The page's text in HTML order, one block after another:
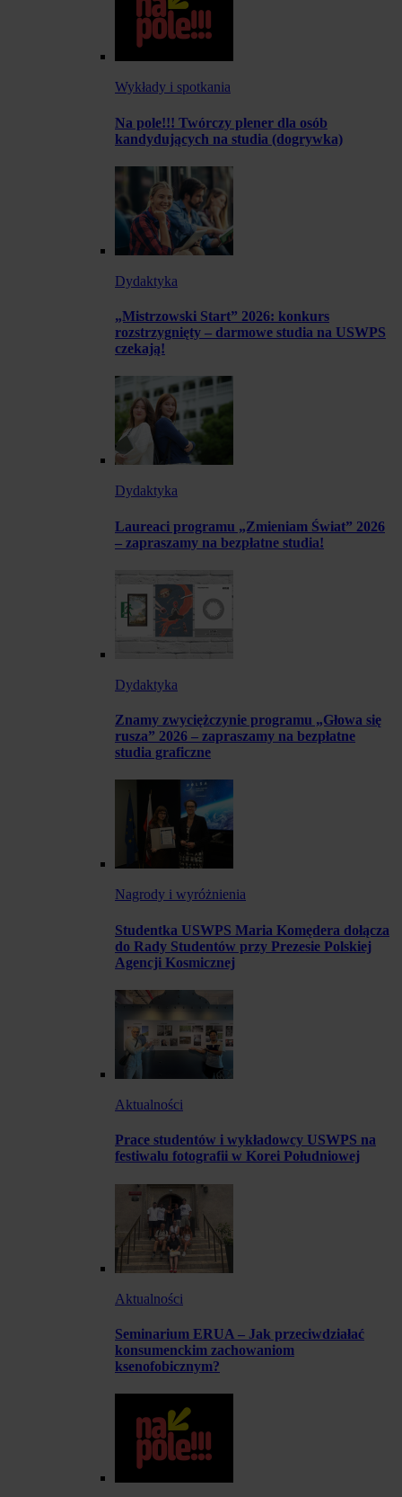
Wykłady i spotkania
Na pole!!! Twórczy plener dla osób
kandydujących na studia (dogrywka)
Dydaktyka
„Mistrzowski Start” 2026: konkurs
rozstrzygnięty – darmowe studia na USWPS
czekają!
Dydaktyka
Laureaci programu „Zmieniam Świat” 2026
– zapraszamy na bezpłatne studia!
Dydaktyka
Znamy zwyciężczynie programu „Głowa się
rusza” 2026 – zapraszamy na bezpłatne
studia graficzne
Nagrody i wyróżnienia
Studentka USWPS Maria Komędera dołącza
do Rady Studentów przy Prezesie Polskiej
Agencji Kosmicznej
Aktualności
Prace studentów i wykładowcy USWPS na
festiwalu fotografii w Korei Południowej
Aktualności
Seminarium ERUA – Jak przeciwdziałać
konsumenckim zachowaniom
ksenofobicznym?